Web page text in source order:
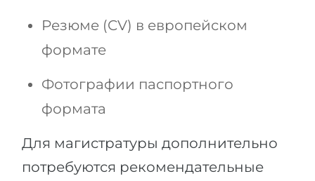
Резюме (CV) в европейском
формате
Фотографии паспортного
формата
Для магистратуры дополнительно
потребуются рекомендательные